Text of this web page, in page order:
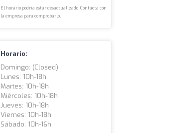
El horario podría estar desactualizado. Contacta con
la empresa para comprobarlo.
Horario:
Domingo: (closed)
Lunes: 10h-18h
Martes: 10h-18h
Miércoles: 10h-18h
Jueves: 10h-18h
Viernes: 10h-18h
Sábado: 10h-16h